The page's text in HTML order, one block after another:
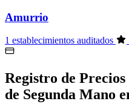
Amurrio
1 establecimientos auditados
Registro de
de Segunda Mano